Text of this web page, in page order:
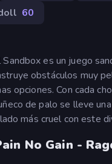
60
es un juego
obstáculos muy
opciones. Con cada
de palo se lleve
más cruel con este
No Gain -